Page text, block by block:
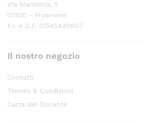
Via Marittima, 5
03100 - Frosinone
P.I. e C.F. 01545490607
Il nostro negozio
Contatti
Termini & Condizioni
Carta del Docente